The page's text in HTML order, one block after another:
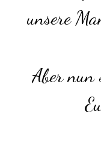
unsere
Aber nun